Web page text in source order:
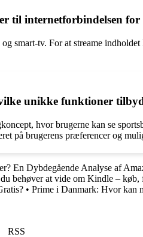
til internetforbindelsen for
smart-tv. For at streame
unikke funktioner
hvor brugerne kan se
på brugerens præferencer og
En Dybdegående Analyse af
behøver at vide om Kindle – køb,
• Prime i Danmark: Hvor kan
RSS